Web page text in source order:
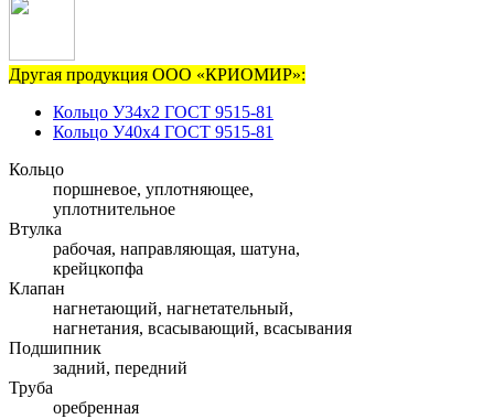
Другая продукция ООО «КРИОМИР»:
Кольцо У34х2 ГОСТ 9515-81
Кольцо У40х4 ГОСТ 9515-81
Кольцо
поршневое, уплотняющее,
уплотнительное
Втулка
рабочая, направляющая, шатуна,
крейцкопфа
Клапан
нагнетающий, нагнетательный,
нагнетания, всасывающий, всасывания
Подшипник
задний, передний
Труба
оребренная